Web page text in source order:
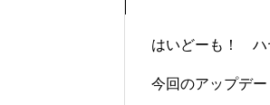
はいどーも！ ハ
今回のアップデ